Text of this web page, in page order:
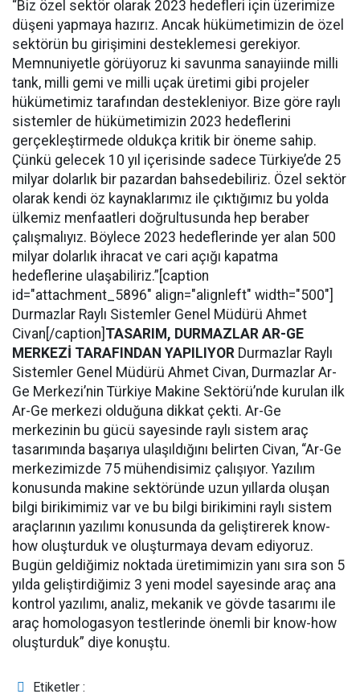
“Biz özel sektör olarak 2023 hedefleri için üzerimize
düşeni yapmaya hazırız. Ancak hükümetimizin de özel
sektörün bu girişimini desteklemesi gerekiyor.
Memnuniyetle görüyoruz ki savunma sanayiinde milli
tank, milli gemi ve milli uçak üretimi gibi projeler
hükümetimiz tarafından destekleniyor. Bize göre raylı
sistemler de hükümetimizin 2023 hedeflerini
gerçekleştirmede oldukça kritik bir öneme sahip.
Çünkü gelecek 10 yıl içerisinde sadece Türkiye’de 25
milyar dolarlık bir pazardan bahsedebiliriz. Özel sektör
olarak kendi öz kaynaklarımız ile çıktığımız bu yolda
ülkemiz menfaatleri doğrultusunda hep beraber
çalışmalıyız. Böylece 2023 hedeflerinde yer alan 500
milyar dolarlık ihracat ve cari açığı kapatma
hedeflerine ulaşabiliriz.”[caption
id="attachment_5896" align="alignleft" width="500"]
Durmazlar Raylı Sistemler Genel Müdürü Ahmet
Civan[/caption] TASARIM, DURMAZLAR AR-GE
MERKEZİ TARAFINDAN YAPILIYOR Durmazlar Raylı
Sistemler Genel Müdürü Ahmet Civan, Durmazlar Ar-
Ge Merkezi’nin Türkiye Makine Sektörü’nde kurulan ilk
Ar-Ge merkezi olduğuna dikkat çekti. Ar-Ge
merkezinin bu gücü sayesinde raylı sistem araç
tasarımında başarıya ulaşıldığını belirten Civan, “Ar-Ge
merkezimizde 75 mühendisimiz çalışıyor. Yazılım
konusunda makine sektöründe uzun yıllarda oluşan
bilgi birikimimiz var ve bu bilgi birikimini raylı sistem
araçlarının yazılımı konusunda da geliştirerek know-
how oluşturduk ve oluşturmaya devam ediyoruz.
Bugün geldiğimiz noktada üretimimizin yanı sıra son 5
yılda geliştirdiğimiz 3 yeni model sayesinde araç ana
kontrol yazılımı, analiz, mekanik ve gövde tasarımı ile
araç homologasyon testlerinde önemli bir know-how
oluşturduk” diye konuştu.
Etiketler :